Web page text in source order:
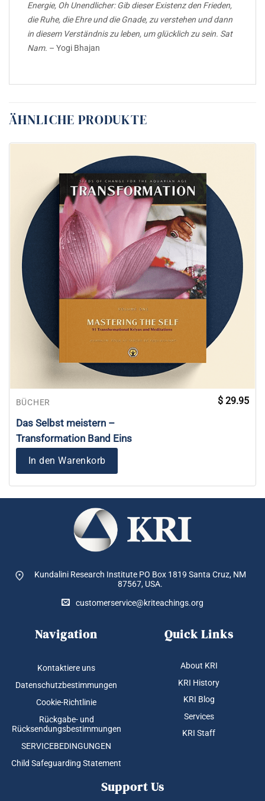
Energie, Oh Unendlicher: Gib dieser Existenz den Frieden,
die Ruhe, die Ehre und die Gnade, zu verstehen und dann
in diesem Verständnis zu leben, um glücklich zu sein. Sat
Nam. – Yogi Bhajan
ÄHNLICHE PRODUKTE
BÜCHER
Das Selbst meistern –
Transformation Band Eins
$ 29.95
In den Warenkorb
Kundalini Research Institute PO Box 1819 Santa Cruz, NM
87567, USA.
customerservice@kriteachings.org
Navigation
Kontaktiere uns
Datenschutzbestimmungen
Cookie-Richtlinie
Rückgabe- und
Rücksendungsbestimmungen
SERVICEBEDINGUNGEN
Child Safeguarding Statement
Quick Links
About KRI
KRI History
KRI Blog
Services
KRI Staff
Support Us